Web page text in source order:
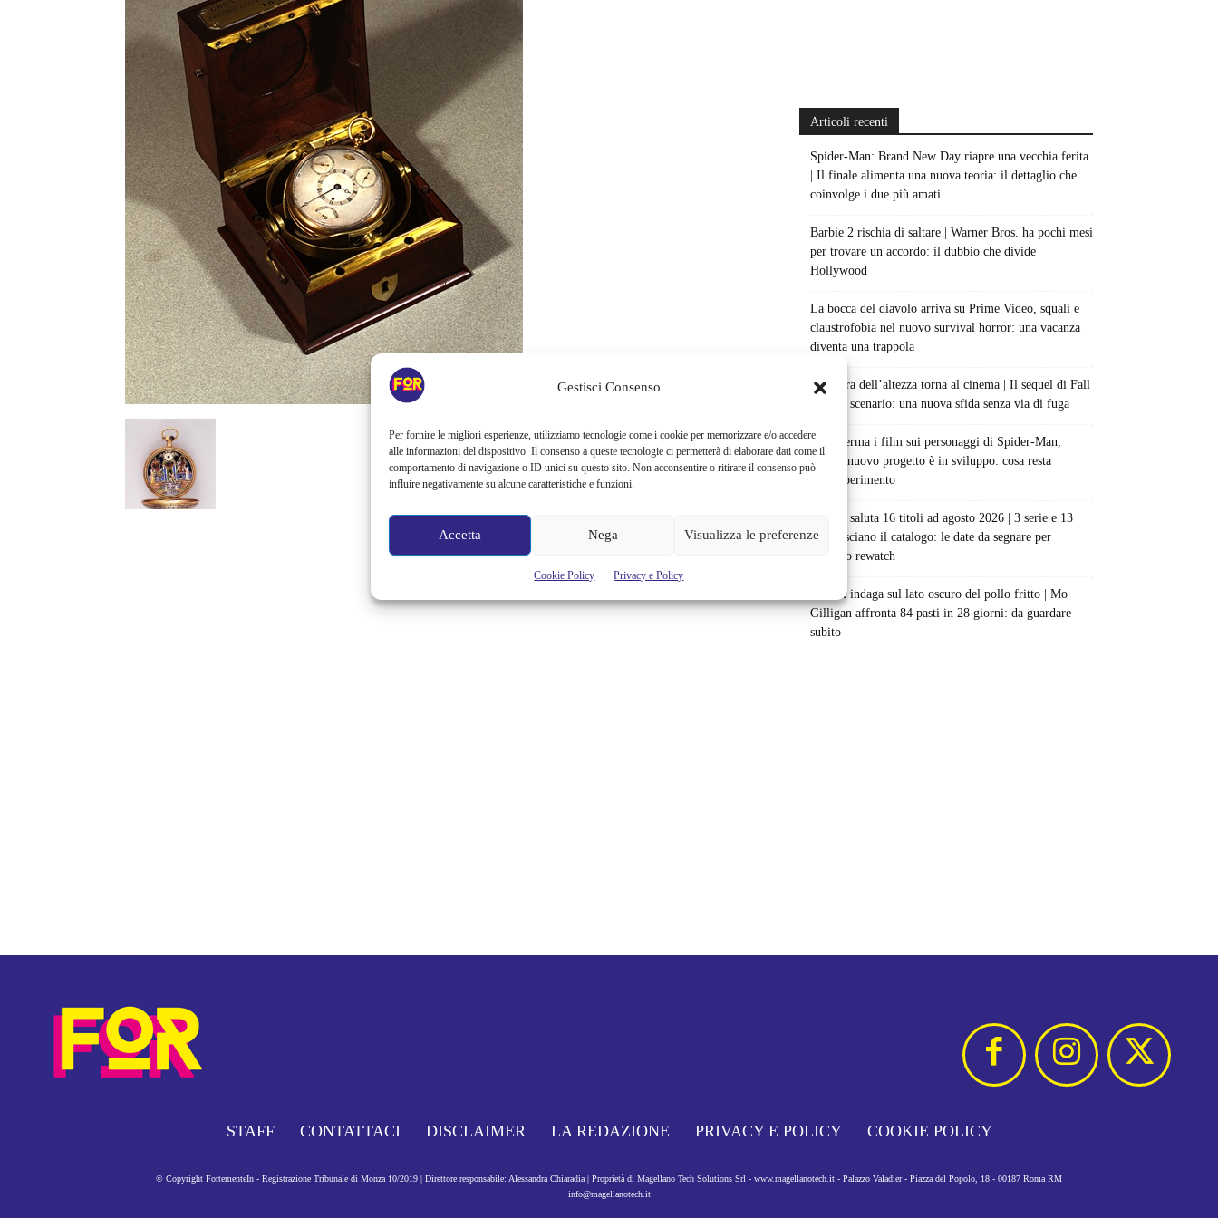
Gestisci Consenso
Per fornire le migliori esperienze, utilizziamo tecnologie come i cookie per memorizzare e/o accedere
alle informazioni del dispositivo. Il consenso a queste tecnologie ci permetterà di elaborare dati come il
comportamento di navigazione o ID unici su questo sito. Non acconsentire o ritirare il consenso può
influire negativamente su alcune caratteristiche e funzioni.
Accetta Nega Visualizza le preferenze
Cookie Policy Privacy e Policy
Articoli recenti
Spider-Man: Brand New Day riapre una vecchia ferita
| Il finale alimenta una nuova teoria: il dettaglio che
coinvolge i due più amati
Barbie 2 rischia di saltare | Warner Bros. ha pochi mesi
per trovare un accordo: il dubbio che divide
Hollywood
La bocca del diavolo arriva su Prime Video, squali e
claustrofobia nel nuovo survival horror: una vacanza
diventa una trappola
La paura dell’altezza torna al cinema | Il sequel di Fall
cambia scenario: una nuova sfida senza via di fuga
Sony ferma i film sui personaggi di Spider-Man,
nessun nuovo progetto è in sviluppo: cosa resta
dell’esperimento
Netflix saluta 16 titoli ad agosto 2026 | 3 serie e 13
film lasciano il catalogo: le date da segnare per
l’ultimo rewatch
Netflix indaga sul lato oscuro del pollo fritto | Mo
Gilligan affronta 84 pasti in 28 giorni: da guardare
subito
STAFF CONTATTACI DISCLAIMER LA REDAZIONE PRIVACY E POLICY COOKIE POLICY
© Copyright FortementeIn - Registrazione Tribunale di Monza 10/2019 | Direttore responsabile: Alessandra Chiaradia | Proprietà di Magellano Tech Solutions Srl - www.magellanotech.it - Palazzo Valadier - Piazza del Popolo, 18 - 00187 Roma RM
info@magellanotech.it